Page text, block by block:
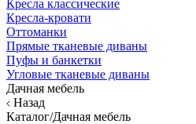
Кресла классические
Кресла-кровати
Оттоманки
Прямые тканевые диваны
Пуфы и банкетки
Угловые тканевые диваны
Дачная мебель
Назад
Каталог/Дачная мебель